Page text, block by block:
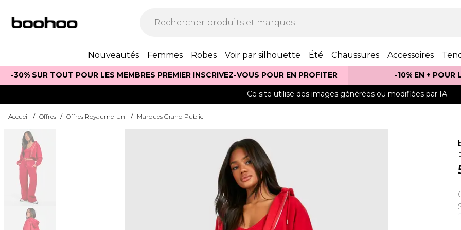
Nouveautés Femmes Robes Voir par silhouette Été Chaussures Accessoires
-30% SUR TOUT POUR LES MEMBRES PREMIER INSCRIVEZ-VOUS POUR EN PROFITER -10% EN + POUR
Ce site utilise des images générées ou modifiées par IA.
Accueil / Offres / Offres Royaume-Uni / Marques Grand Public